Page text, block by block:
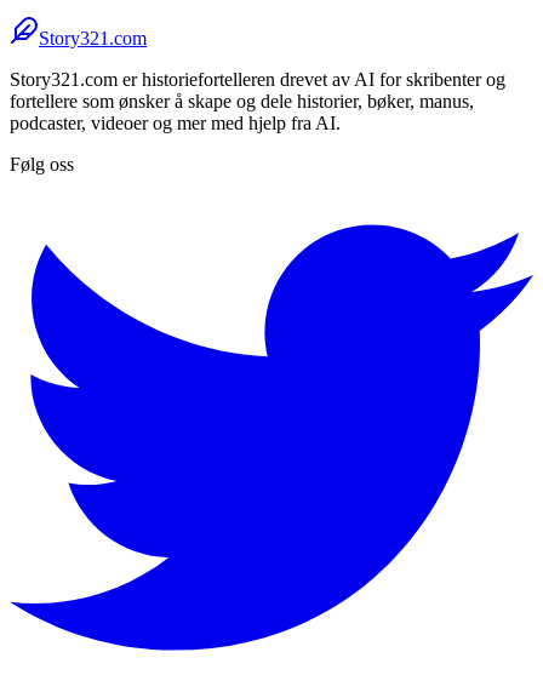
Story321.com
Story321.com er historiefortelleren drevet av AI for skribenter og
fortellere som ønsker å skape og dele historier, bøker, manus,
podcaster, videoer og mer med hjelp fra AI.
Følg oss